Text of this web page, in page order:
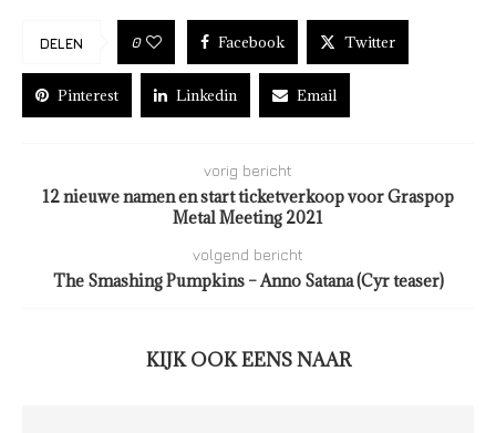
DELEN 0 Facebook Twitter
Pinterest Linkedin Email
vorig bericht
12 nieuwe namen en start ticketverkoop voor Graspop
Metal Meeting 2021
volgend bericht
The Smashing Pumpkins – Anno Satana (Cyr teaser)
KIJK OOK EENS NAAR